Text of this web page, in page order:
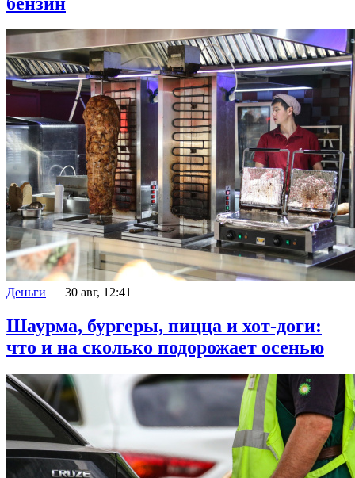
Деньги 30 авг, 12:41
Шаурма, бургеры, пицца и хот-доги:
что и на сколько подорожает осенью